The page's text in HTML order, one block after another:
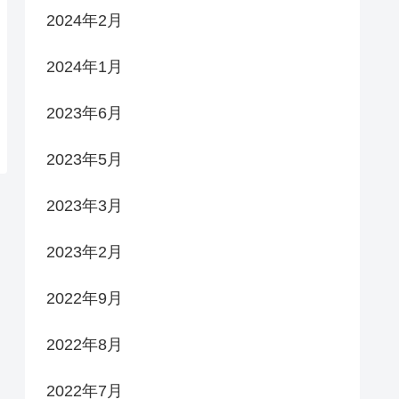
2024年2月
2024年1月
2023年6月
2023年5月
2023年3月
2023年2月
2022年9月
2022年8月
2022年7月